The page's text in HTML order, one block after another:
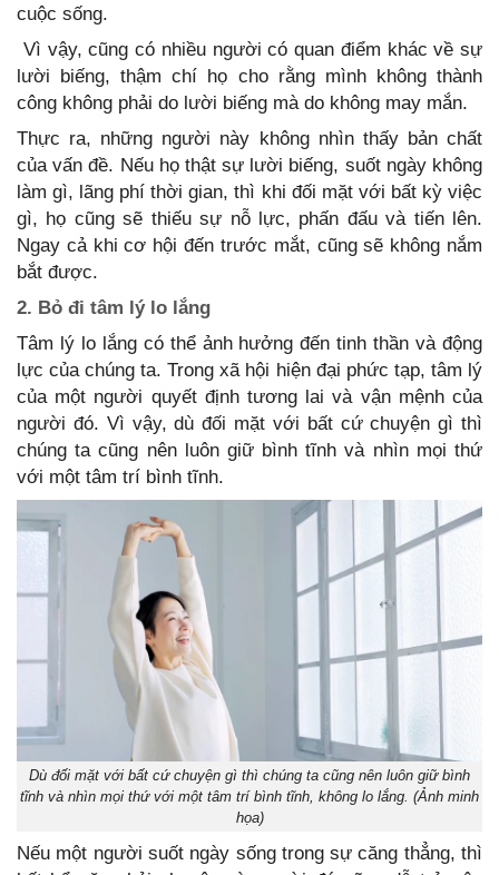
cuộc sống.
Vì vậy, cũng có nhiều người có quan điểm khác về sự
lười biếng, thậm chí họ cho rằng mình không thành
công không phải do lười biếng mà do không may mắn.
Thực ra, những người này không nhìn thấy bản chất
của vấn đề. Nếu họ thật sự lười biếng, suốt ngày không
làm gì, lãng phí thời gian, thì khi đối mặt với bất kỳ việc
gì, họ cũng sẽ thiếu sự nỗ lực, phấn đấu và tiến lên.
Ngay cả khi cơ hội đến trước mắt, cũng sẽ không nắm
bắt được.
2. Bỏ đi tâm lý lo lắng
Tâm lý lo lắng có thể ảnh hưởng đến tinh thần và động
lực của chúng ta. Trong xã hội hiện đại phức tạp, tâm lý
của một người quyết định tương lai và vận mệnh của
người đó. Vì vậy, dù đối mặt với bất cứ chuyện gì thì
chúng ta cũng nên luôn giữ bình tĩnh và nhìn mọi thứ
với một tâm trí bình tĩnh.
Dù đối mặt với bất cứ chuyện gì thì chúng ta cũng nên luôn giữ bình
tĩnh và nhìn mọi thứ với một tâm trí bình tĩnh, không lo lắng. (Ảnh minh
họa)
Nếu một người suốt ngày sống trong sự căng thẳng, thì